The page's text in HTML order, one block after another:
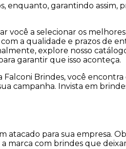
enquanto, garantindo
você a selecionar os
a qualidade e prazos de
explore nosso
garantir que isso aconteça.
Brindes, você
campanha. Invista em
atacado para sua empresa.
marca com brindes que